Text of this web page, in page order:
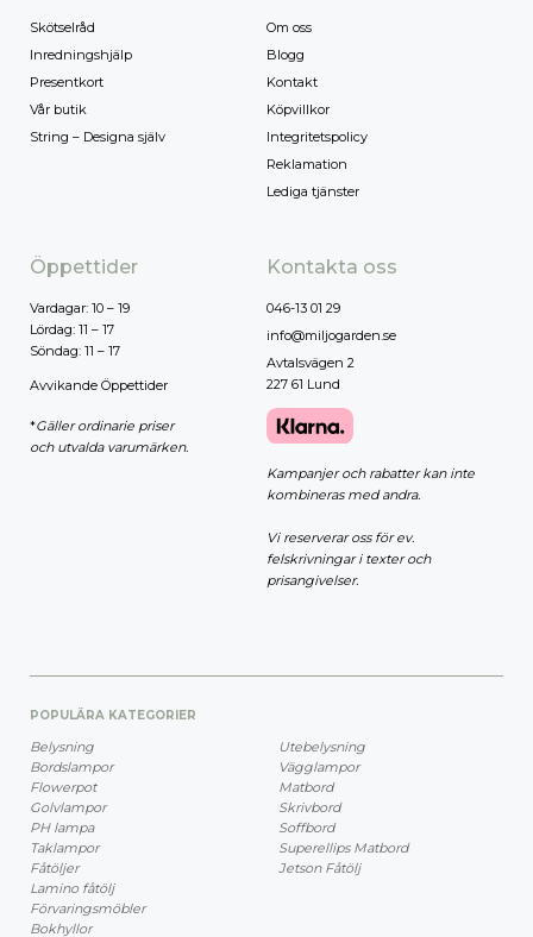
Skötselråd
Inredningshjälp
Presentkort
Vår butik
String – Designa själv
Om oss
Blogg
Kontakt
Köpvillkor
Integritetspolicy
Reklamation
Lediga tjänster
Öppettider
Vardagar: 10 – 19
Lördag: 11 – 17
Söndag: 11 – 17
Avvikande Öppettider
*Gäller ordinarie priser
och utvalda varumärken.
Kontakta oss
046-13 01 29
info@miljogarden.se
Avtalsvägen 2
227 61 Lund
Kampanjer och rabatter kan inte
kombineras med andra.
Vi reserverar oss för ev.
felskrivningar i texter och
prisangivelser.
POPULÄRA KATEGORIER
Belysning
Bordslampor
Flowerpot
Golvlampor
PH lampa
Taklampor
Fåtöljer
Lamino fåtölj
Förvaringsmöbler
Bokhyllor
Utebelysning
Vägglampor
Matbord
Skrivbord
Soffbord
Superellips Matbord
Jetson Fåtölj